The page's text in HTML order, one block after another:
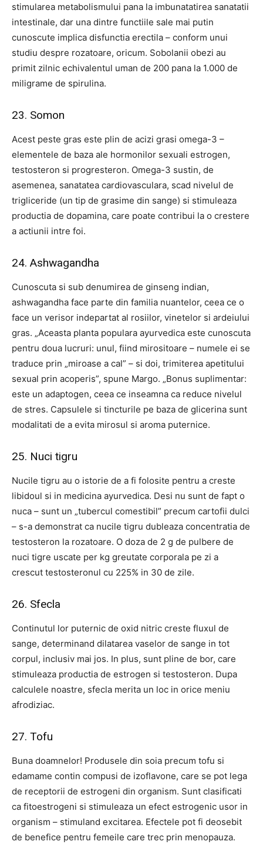
stimularea metabolismului pana la imbunatatirea sanatatii
intestinale, dar una dintre functiile sale mai putin
cunoscute implica disfunctia erectila – conform unui
studiu despre rozatoare, oricum. Sobolanii obezi au
primit zilnic echivalentul uman de 200 pana la 1.000 de
miligrame de spirulina.
23. Somon
Acest peste gras este plin de acizi grasi omega-3 –
elementele de baza ale hormonilor sexuali estrogen,
testosteron si progresteron. Omega-3 sustin, de
asemenea, sanatatea cardiovasculara, scad nivelul de
trigliceride (un tip de grasime din sange) si stimuleaza
productia de dopamina, care poate contribui la o crestere
a actiunii intre foi.
24. Ashwagandha
Cunoscuta si sub denumirea de ginseng indian,
ashwagandha face parte din familia nuantelor, ceea ce o
face un verisor indepartat al rosiilor, vinetelor si ardeiului
gras. „Aceasta planta populara ayurvedica este cunoscuta
pentru doua lucruri: unul, fiind mirositoare – numele ei se
traduce prin „miroase a cal” – si doi, trimiterea apetitului
sexual prin acoperis”, spune Margo. „Bonus suplimentar:
este un adaptogen, ceea ce inseamna ca reduce nivelul
de stres. Capsulele si tincturile pe baza de glicerina sunt
modalitati de a evita mirosul si aroma puternice.
25. Nuci tigru
Nucile tigru au o istorie de a fi folosite pentru a creste
libidoul si in medicina ayurvedica. Desi nu sunt de fapt o
nuca – sunt un „tubercul comestibil” precum cartofii dulci
– s-a demonstrat ca nucile tigru dubleaza concentratia de
testosteron la rozatoare. O doza de 2 g de pulbere de
nuci tigre uscate per kg greutate corporala pe zi a
crescut testosteronul cu 225% in 30 de zile.
26. Sfecla
Continutul lor puternic de oxid nitric creste fluxul de
sange, determinand dilatarea vaselor de sange in tot
corpul, inclusiv mai jos. In plus, sunt pline de bor, care
stimuleaza productia de estrogen si testosteron. Dupa
calculele noastre, sfecla merita un loc in orice meniu
afrodiziac.
27. Tofu
Buna doamnelor! Produsele din soia precum tofu si
edamame contin compusi de izoflavone, care se pot lega
de receptorii de estrogeni din organism. Sunt clasificati
ca fitoestrogeni si stimuleaza un efect estrogenic usor in
organism – stimuland excitarea. Efectele pot fi deosebit
de benefice pentru femeile care trec prin menopauza.